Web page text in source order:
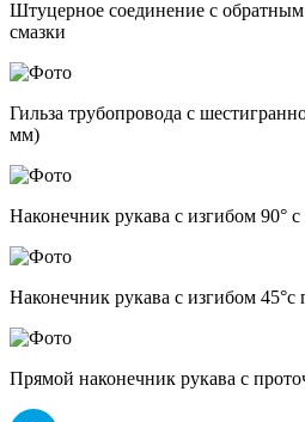
Штуцерное соединение с
смазки
Гильза трубопровода с
мм)
Наконечник рукава с изгибом 90°
Наконечник рукава с изгибом 45°с
Прямой наконечник рукава с